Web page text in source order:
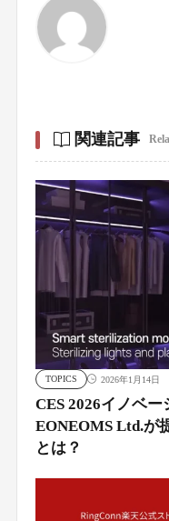
関連記事
TOPICS 2026年1月14日
CES 2026イノベー
EONEOMS Ltd.が
とは？